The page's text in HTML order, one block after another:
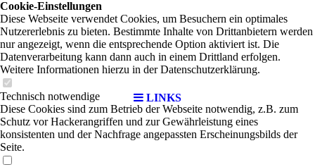
LINKS
Cookie-Einstellungen
Diese Webseite verwendet Cookies, um Besuchern ein optimales
Nutzererlebnis zu bieten. Bestimmte Inhalte von Drittanbietern werden
nur angezeigt, wenn die entsprechende Option aktiviert ist. Die
Datenverarbeitung kann dann auch in einem Drittland erfolgen.
Weitere Informationen hierzu in der Datenschutzerklärung.
Technisch notwendige
Diese Cookies sind zum Betrieb der Webseite notwendig, z.B. zum
Schutz vor Hackerangriffen und zur Gewährleistung eines
konsistenten und der Nachfrage angepassten Erscheinungsbilds der
Seite.